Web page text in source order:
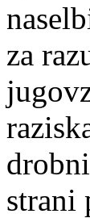
za
strani